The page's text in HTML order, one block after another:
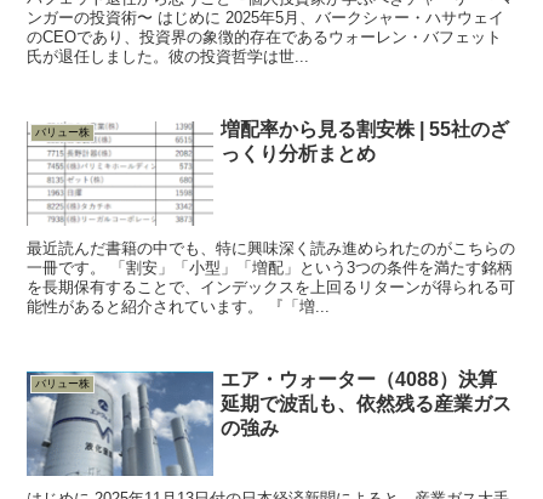
ンガーの投資術〜 はじめに 2025年5月、バークシャー・ハサウェイ
のCEOであり、投資界の象徴的存在であるウォーレン・バフェット
氏が退任しました。彼の投資哲学は世...
バリュー株
増配率から見る割安株 | 55社のざ
っくり分析まとめ
最近読んだ書籍の中でも、特に興味深く読み進められたのがこちらの
一冊です。 「割安」「小型」「増配」という3つの条件を満たす銘柄
を長期保有することで、インデックスを上回るリターンが得られる可
能性があると紹介されています。 『「増...
バリュー株
エア・ウォーター（4088）決算
延期で波乱も、依然残る産業ガス
の強み